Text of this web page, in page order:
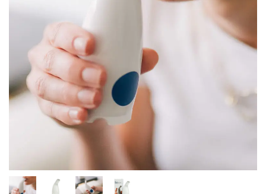
Best i test
Merker
Topp 10
Gavetips